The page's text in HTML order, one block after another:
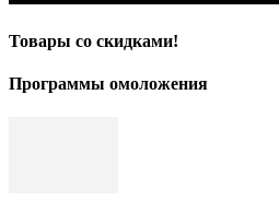
Товары со скидками!
Программы омоложения